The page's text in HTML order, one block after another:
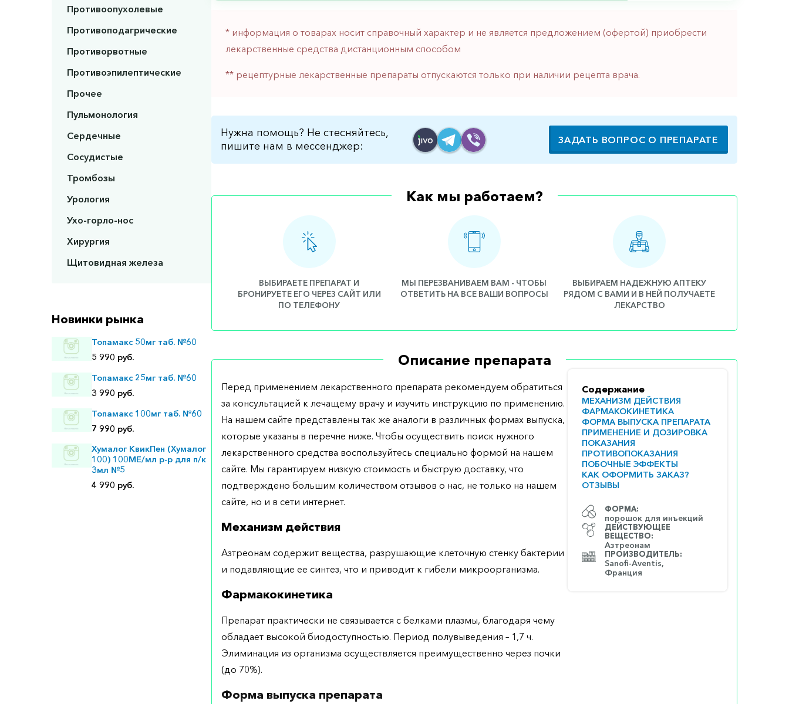
Противоопухолевые
Противоподагрические
Противорвотные
Противоэпилептические
Прочее
Пульмонология
Сердечные
Сосудистые
Тромбозы
Урология
Ухо-горло-нос
Хирургия
Щитовидная железа
Новинки рынка
Топамакс 50мг таб. №60
5 990 руб.
Топамакс 25мг таб. №60
3 990 руб.
Топамакс 100мг таб. №60
7 990 руб.
Хумалог КвикПен (Хумалог
100) 100МЕ/мл р-р для п/к
3мл №5
4 990 руб.
* информация о товарах носит справочный характер и не является предложением (офертой) приобрести
лекарственные средства дистанционным способом
** рецептурные лекарственные препараты отпускаются только при наличии рецепта врача.
Нужна помощь? Не стесняйтесь,
пишите нам в мессенджер:
ЗАДАТЬ ВОПРОС О ПРЕПАРАТЕ
Как мы работаем?
ВЫБИРАЕТЕ ПРЕПАРАТ И
БРОНИРУЕТЕ ЕГО ЧЕРЕЗ САЙТ ИЛИ
ПО ТЕЛЕФОНУ
МЫ ПЕРЕЗВАНИВАЕМ ВАМ - ЧТОБЫ
ОТВЕТИТЬ НА ВСЕ ВАШИ ВОПРОСЫ
ВЫБИРАЕМ НАДЕЖНУЮ АПТЕКУ
РЯДОМ С ВАМИ И В НЕЙ ПОЛУЧАЕТЕ
ЛЕКАРСТВО
Описание препарата
Содержание
МЕХАНИЗМ ДЕЙСТВИЯ
ФАРМАКОКИНЕТИКА
ФОРМА ВЫПУСКА ПРЕПАРАТА
ПРИМЕНЕНИЕ И ДОЗИРОВКА
ПОКАЗАНИЯ
ПРОТИВОПОКАЗАНИЯ
ПОБОЧНЫЕ ЭФФЕКТЫ
КАК ОФОРМИТЬ ЗАКАЗ?
ОТЗЫВЫ
ФОРМА:
порошок для инъекций
ДЕЙСТВУЮЩЕЕ
ВЕЩЕСТВО:
Азтреонам
ПРОИЗВОДИТЕЛЬ:
Sanofi-Aventis,
Франция
Перед применением лекарственного препарата рекомендуем обратиться
за консультацией к лечащему врачу и изучить инструкцию по применению.
На нашем сайте представлены так же аналоги в различных формах выпуска,
которые указаны в перечне ниже. Чтобы осуществить поиск нужного
лекарственного средства воспользуйтесь специально формой на нашем
сайте. Мы гарантируем низкую стоимость и быструю доставку, что
подтверждено большим количеством отзывов о нас, не только на нашем
сайте, но и в сети интернет.
Механизм действия
Азтреонам содержит вещества, разрушающие клеточную стенку бактерии
и подавляющие ее синтез, что и приводит к гибели микроорганизма.
Фармакокинетика
Препарат практически не связывается с белками плазмы, благодаря чему
обладает высокой биодоступностью. Период полувыведения – 1,7 ч.
Элиминация из организма осуществляется преимущественно через почки
(до 70%).
Форма выпуска препарата